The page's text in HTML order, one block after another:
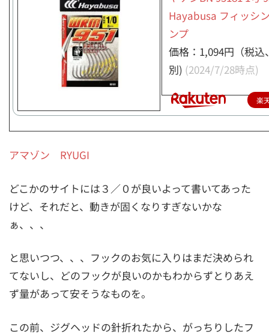
Hayabusa フィッシ
ンプ
価格：1,094円（税込
別) (2024/7/28時点)
楽
アマゾン RYUGI
どこかのサイトには３／０が良いよって書いてあった
けど、それだと、動きが固くなりすぎないかな
ぁ、、、
と思いつつ、、、フックのお気に入りはまだ決められ
てないし、どのフックが良いのかもわからずとりあえ
ず量があって安そうなものを。
この前、ジグヘッドの針折れたから、がっちりしたフ